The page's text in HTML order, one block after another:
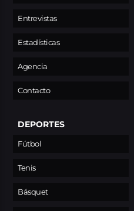
Entrevistas
Estadísticas
Agencia
Contacto
DEPORTES
Fútbol
Tenis
Básquet